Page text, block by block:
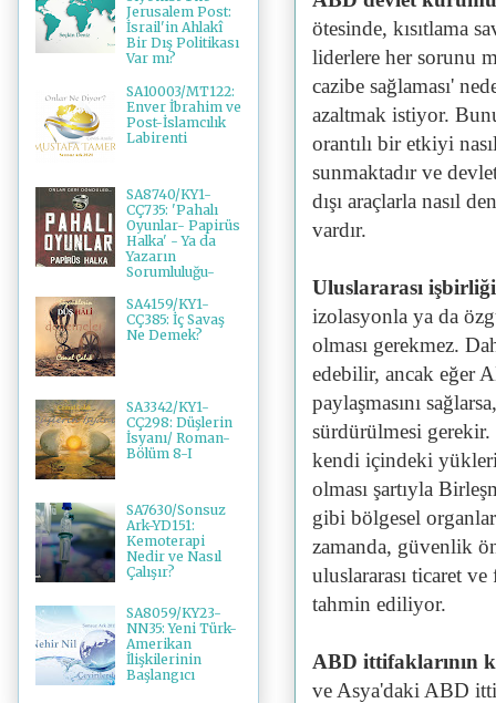
ötesinde, kısıtlama
liderlere her sorunu
cazibe sağlaması'
azaltmak istiyor.
orantılı bir etkiyi
sunmaktadır ve
dışı araçlarla nasıl
vardır.
Uluslararası
izolasyonla ya da
olması gerekmez.
edebilir, ancak eğer
paylaşmasını
sürdürülmesi gerekir.
kendi içindeki
olması şartıyla
gibi bölgesel
zamanda, güvenlik
uluslararası ticaret
tahmin ediliyor.
ABD ittifaklarının
ve Asya'daki ABD
Jerusalem Post:
İsrail'in Ahlakî
Bir Dış Politikası
Var mı?
SA10003/MT122:
Enver İbrahim ve
Post-İslamcılık
Labirenti
SA8740/KY1-
CÇ735: 'Pahalı
Oyunlar- Papirüs
Halka' - Ya da
Yazarın
Sorumluluğu-
SA4159/KY1-
CÇ385: İç Savaş
Ne Demek?
SA3342/KY1-
CÇ298: Düşlerin
İsyanı/ Roman-
Bölüm 8-I
SA7630/Sonsuz
Ark-YD151:
Kemoterapi
Nedir ve Nasıl
Çalışır?
SA8059/KY23-
NN35: Yeni Türk-
Amerikan
İlişkilerinin
Başlangıcı